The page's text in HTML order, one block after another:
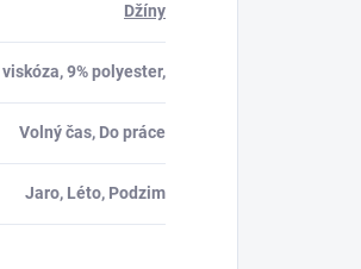
Džíny
9% polyester,
Volný čas, Do práce
Jaro, Léto, Podzim